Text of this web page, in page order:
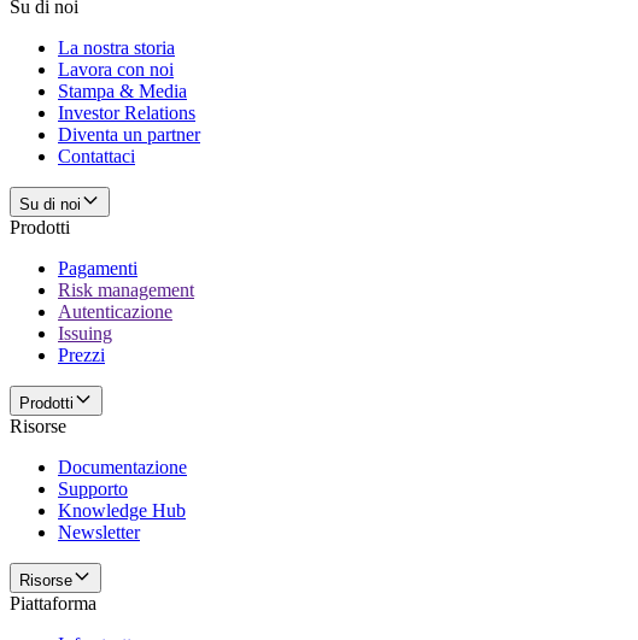
Su di noi
La nostra storia
Lavora con noi
Stampa & Media
Investor Relations
Diventa un partner
Contattaci
Su di noi
Prodotti
Pagamenti
Risk management
Autenticazione
Issuing
Prezzi
Prodotti
Risorse
Documentazione
Supporto
Knowledge Hub
Newsletter
Risorse
Piattaforma